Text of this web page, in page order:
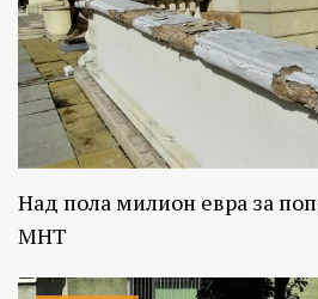
Над пола милион евра за
МНТ